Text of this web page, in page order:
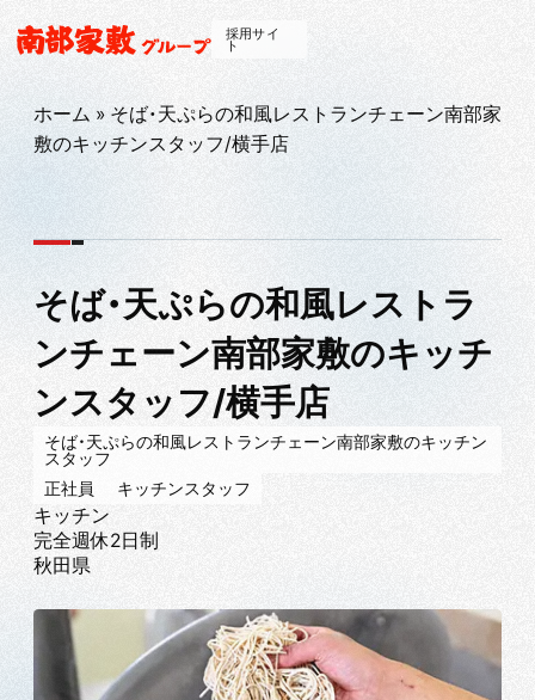
採用サイ
ト
ホーム » そば・天ぷらの和風レストランチェーン南部家
敷のキッチンスタッフ/横手店
そば・天ぷらの和風レストラ
ンチェーン南部家敷のキッチ
ンスタッフ/横手店
そば・天ぷらの和風レストランチェーン南部家敷のキッチン
スタッフ
正社員
キッチンスタッフ
キッチン
完全週休2日制
秋田県